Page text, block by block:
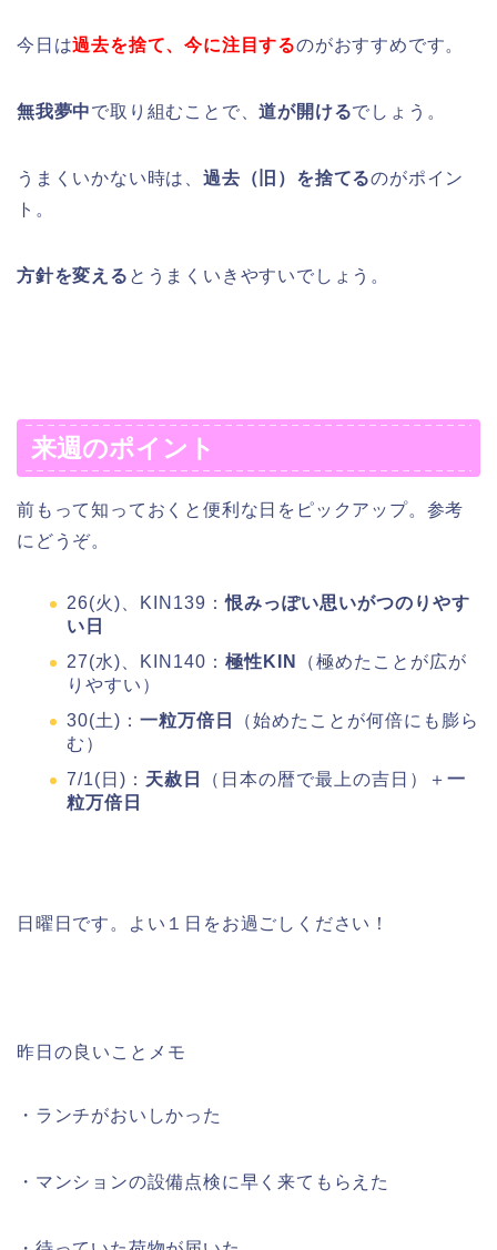
今日は過去を捨て、今に注目するのがおすすめです。
無我夢中で取り組むことで、道が開けるでしょう。
うまくいかない時は、 過去（旧）を捨てるのがポイン
ト。
方針を変える とうまくいきやすいでしょう。
来週のポイント
前もって知っておくと便利な日をピックアップ。参考
にどうぞ。
26(火)、KIN139：恨みっぽい思いがつのりやす
い日
27(水)、KIN140： 極性KIN
（極めたことが広が
りやすい）
30(土)： 一粒万倍日
（始めたことが何倍にも膨ら
む）
7/1(日)： 天赦日 （日本の暦で最上の吉日）＋ 一
粒万倍日
日曜日です。よい１日をお過ごしください！
昨日の良いことメモ
・ランチがおいしかった
・マンションの設備点検に早く来てもらえた